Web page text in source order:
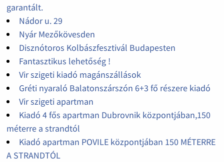
garantált.
Nádor u. 29
Nyár Mezőkövesden
Disznótoros Kolbászfesztivál Budapesten
Fantasztikus lehetőség !
Vir szigeti kiadó magánszállások
Gréti nyaraló Balatonszárszón 6+3 fő részere kiadó
Vir szigeti apartman
Kiadó 4 fős apartman Dubrovnik központjában,150
méterre a strandtól
Kiadó apartman POVILE központjában 150 MÉTERRE
A STRANDTÓL